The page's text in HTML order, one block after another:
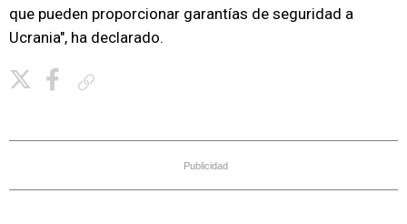
que pueden proporcionar garantías de seguridad a
Ucrania", ha declarado.
Publicidad